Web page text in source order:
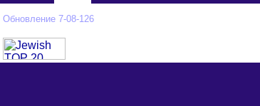
Обновление 7-08-126